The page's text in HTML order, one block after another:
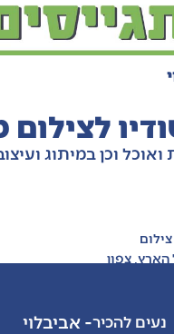
וכן במיתוג
צילום
הארץ צפון
נעים להכיר- אביבלוי